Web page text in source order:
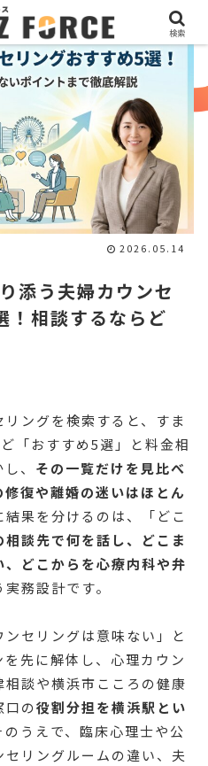
添う夫婦カウンセ
！相談するならど
2026.05.14
ングを検索すると、すま
「おすすめ5選」と料金相
、 その一覧だけを見比べ
復や離婚の迷いはほとん
結果を分けるのは、「どこ
相談先で何を話し、どこま
どこからを心療内科や弁
実務設計です。
セリングは意味ない」と
先に解体し、心理カウン
談や横浜市こころの健康
口の役割分担を横浜駅とい
のうえで、臨床心理士や公
リングルームの違い、夫
検索